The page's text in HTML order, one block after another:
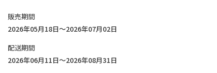
販売期間
2026年05月18日～2026年07月02日
配送期間
2026年06月11日～2026年08月31日